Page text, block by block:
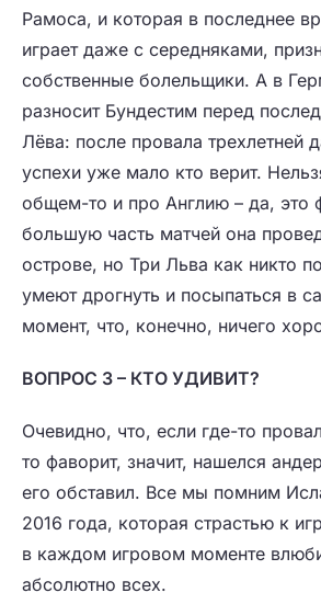
Рамоса, и которая в последнее
играет даже с середняками,
собственные болельщики. А в
разносит Бундестим перед
Лёва: после провала трехлетней
успехи уже мало кто верит.
общем-то и про Англию – да, это
большую часть матчей она
острове, но Три Льва как никто
умеют дрогнуть и посыпаться в
момент, что, конечно, ничего
ВОПРОС 3 – КТО УДИВИТ?
Очевидно, что, если где-то
то фаворит, значит, нашелся
его обставил. Все мы помним
2016 года, которая страстью к
в каждом игровом моменте
абсолютно всех.